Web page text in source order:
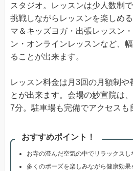
スタジオ。レッスンは少人数制
挑戦しながらレッスンを楽しめ
マ＆キッズヨガ・出張レッスン
ン・オンラインレッスンなど、
ることが出来ます。
レッスン料金は月3回の月額制や
とが出来ます。会場の妙宣院は
7分。駐車場も完備でアクセスも
おすすめポイント！
お寺の澄んだ空気の中でリラックス
多くのポーズを楽しみながら健康効果